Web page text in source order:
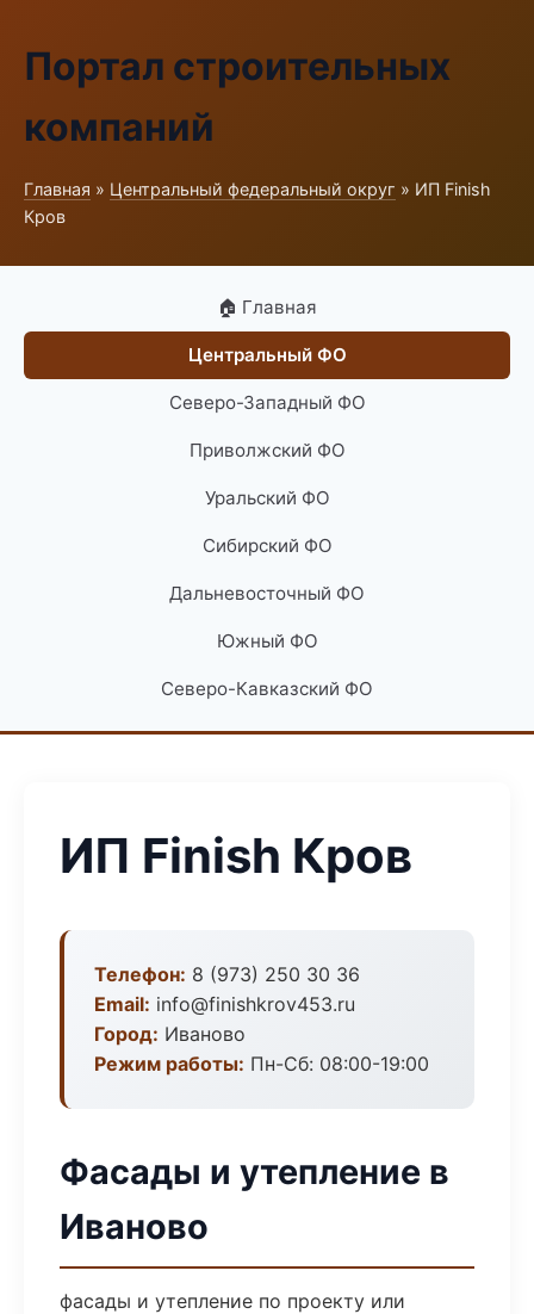
Портал строительных
компаний
Главная » Центральный федеральный округ » ИП Finish
Кров
🏠 Главная
Центральный ФО
Северо-Западный ФО
Приволжский ФО
Уральский ФО
Сибирский ФО
Дальневосточный ФО
Южный ФО
Северо-Кавказский ФО
ИП Finish Кров
Телефон: 8 (973) 250 30 36
Email: info@finishkrov453.ru
Город: Иваново
Режим работы: Пн-Сб: 08:00-19:00
Фасады и утепление в
Иваново
фасады и утепление по проекту или